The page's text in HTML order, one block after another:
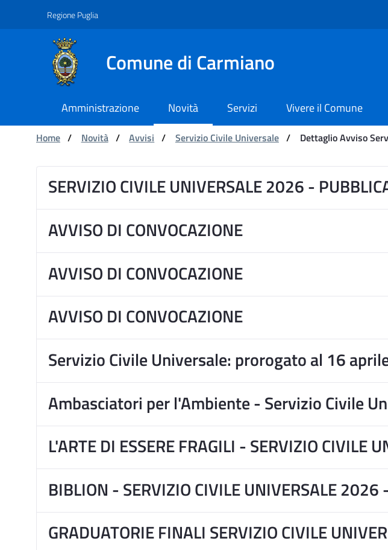
Navigation
Skip to ContentRegione Puglia
Comune di Carmiano
Amministrazione Novità Servizi Vivere il Comune
You are:
Home / Novità / Avvisi / Servizio Civile Universale / Dettaglio Avviso
Dettaglio Avviso Servizio Civile
SERVIZIO CIVILE UNIVERSALE 2026 -
AVVISO DI CONVOCAZIONE
AVVISO DI CONVOCAZIONE
AVVISO DI CONVOCAZIONE
Servizio Civile Universale: prorogato al 16
Ambasciatori per l'Ambiente - Servizio Civile
L'ARTE DI ESSERE FRAGILI - SERVIZIO CIVILE
BIBLION - SERVIZIO CIVILE UNIVERSALE 2026
GRADUATORIE FINALI SERVIZIO CIVILE